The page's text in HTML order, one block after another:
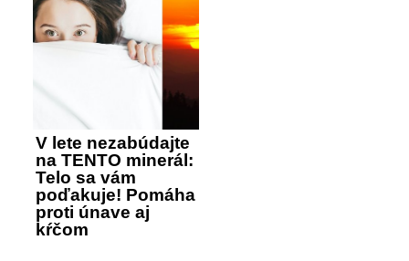
V lete nezabúdajte
na TENTO minerál:
Telo sa vám
poďakuje! Pomáha
proti únave aj
kŕčom